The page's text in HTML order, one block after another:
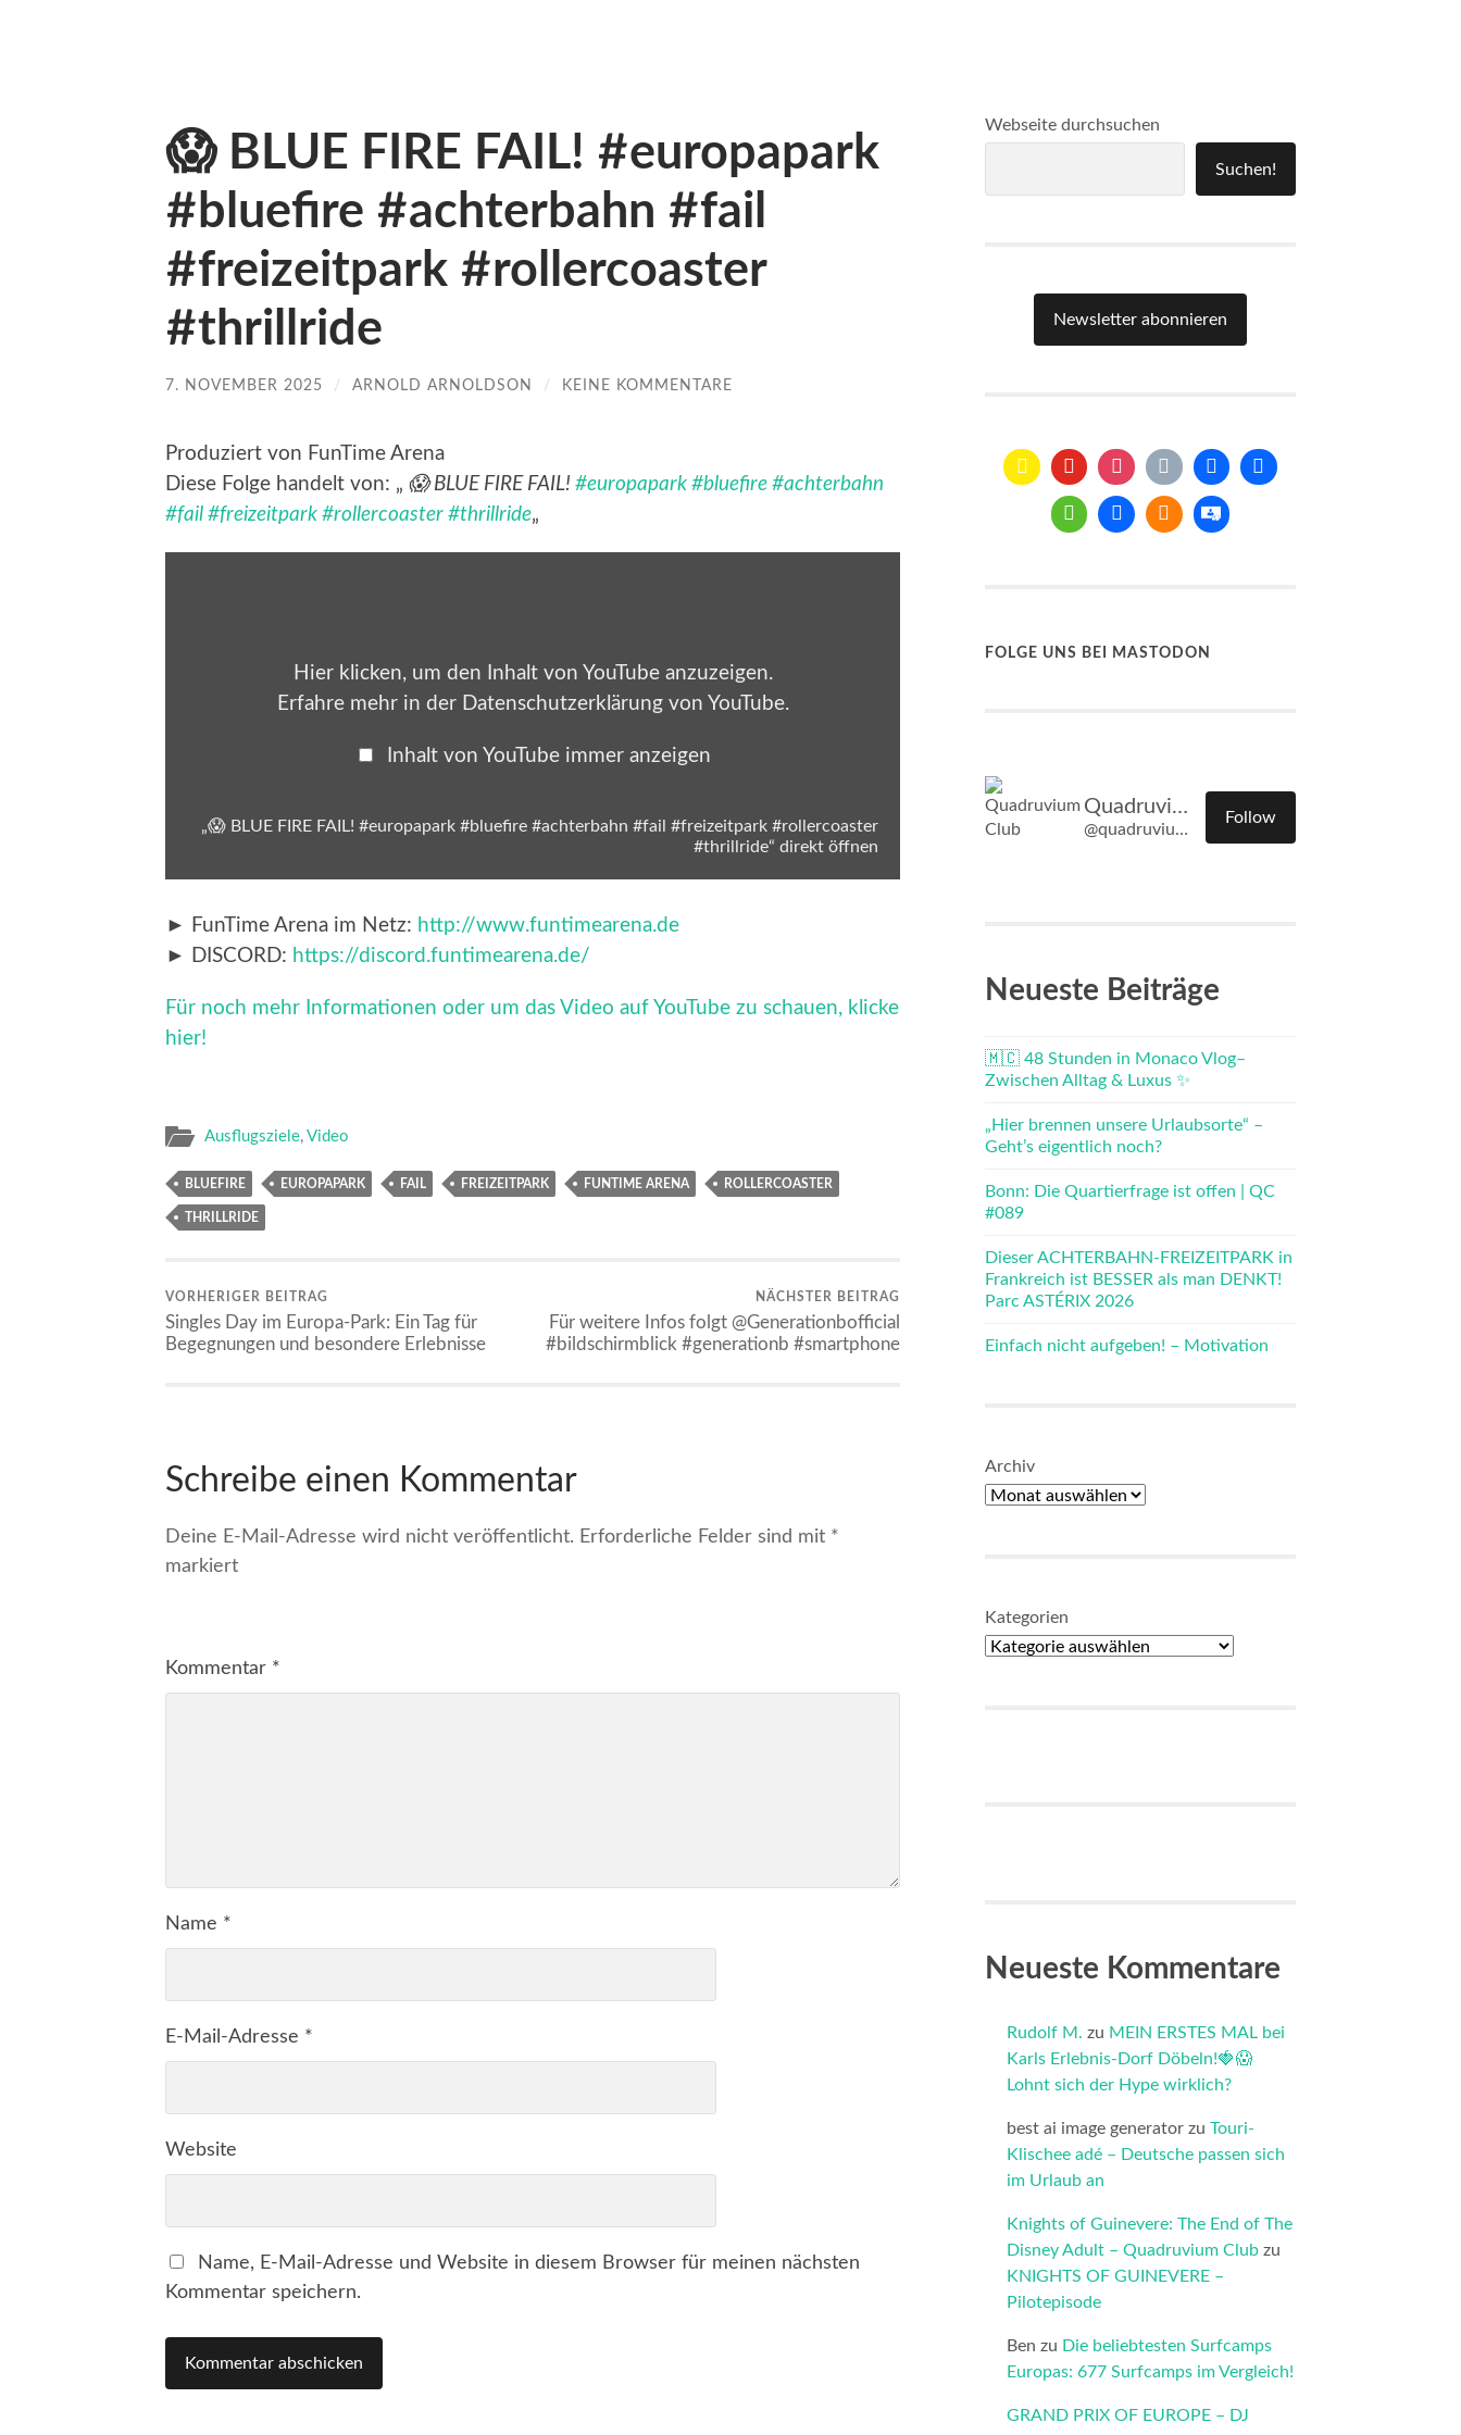
😱 BLUE FIRE FAIL! #europapark
#bluefire #achterbahn #fail
#freizeitpark #rollercoaster
#thrillride
7. NOVEMBER 2025 / ARNOLD ARNOLDSON / KEINE KOMMENTARE
Produziert von FunTime Arena
Diese Folge handelt von: „ 😱 BLUE FIRE FAIL! #europapark #bluefire #achterbahn
#fail #freizeitpark #rollercoaster #thrillride„
Hier klicken, um den Inhalt von YouTube anzuzeigen.
Erfahre mehr in der Datenschutzerklärung von YouTube.
Inhalt von YouTube immer anzeigen
„😱 BLUE FIRE FAIL! #europapark #bluefire #achterbahn #fail #freizeitpark #rollercoaster
#thrillride“ direkt öffnen
► FunTime Arena im Netz: http://www.funtimearena.de
► DISCORD: https://discord.funtimearena.de/
Für noch mehr Informationen oder um das Video auf YouTube zu schauen, klicke
hier!
Ausflugsziele, Video
BLUEFIRE EUROPAPARK FAIL FREIZEITPARK FUNTIME ARENA ROLLERCOASTER
THRILLRIDE
VORHERIGER BEITRAG
Singles Day im Europa-Park: Ein Tag für
Begegnungen und besondere Erlebnisse
NÄCHSTER BEITRAG
Für weitere Infos folgt @Generationbofficial
#bildschirmblick #generationb #smartphone
Schreibe einen Kommentar
Deine E-Mail-Adresse wird nicht veröffentlicht. Erforderliche Felder sind mit *
markiert
Kommentar *
Name *
E-Mail-Adresse *
Website
Name, E-Mail-Adresse und Website in diesem Browser für meinen nächsten
Kommentar speichern.
Webseite durchsuchen
Suchen!
Newsletter abonnieren
FOLGE UNS BEI MASTODON
Quadruvium Club
@quadruvium.club@quadruvium.club
Follow
Neueste Beiträge
🇲🇨 48 Stunden in Monaco Vlog–
Zwischen Alltag & Luxus ✨
„Hier brennen unsere Urlaubsorte“ –
Geht’s eigentlich noch?
Bonn: Die Quartierfrage ist offen | QC
#089
Dieser ACHTERBAHN-FREIZEITPARK in
Frankreich ist BESSER als man DENKT!
Parc ASTÉRIX 2026
Einfach nicht aufgeben! – Motivation
Archiv
Kategorien
Neueste Kommentare
Rudolf M. zu MEIN ERSTES MAL bei
Karls Erlebnis-Dorf Döbeln!🍓😱
Lohnt sich der Hype wirklich?
best ai image generator zu Touri-
Klischee adé – Deutsche passen sich
im Urlaub an
Knights of Guinevere: The End of The
Disney Adult – Quadruvium Club zu
KNIGHTS OF GUINEVERE –
Pilotepisode
Ben zu Die beliebtesten Surfcamps
Europas: 677 Surfcamps im Vergleich!
GRAND PRIX OF EUROPE – DJ